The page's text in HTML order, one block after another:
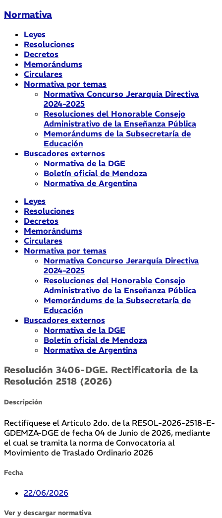
Normativa
Leyes
Resoluciones
Decretos
Memorándums
Circulares
Normativa por temas
Normativa Concurso Jerarquía Directiva
2024-2025
Resoluciones del Honorable Consejo
Administrativo de la Enseñanza Pública
Memorándums de la Subsecretaría de
Educación
Buscadores externos
Normativa de la DGE
Boletín oficial de Mendoza
Normativa de Argentina
Leyes
Resoluciones
Decretos
Memorándums
Circulares
Normativa por temas
Normativa Concurso Jerarquía Directiva
2024-2025
Resoluciones del Honorable Consejo
Administrativo de la Enseñanza Pública
Memorándums de la Subsecretaría de
Educación
Buscadores externos
Normativa de la DGE
Boletín oficial de Mendoza
Normativa de Argentina
Resolución 3406-DGE. Rectificatoria de la
Resolución 2518 (2026)
Descripción
Rectifíquese el Artículo 2do. de la RESOL-2026-2518-E-
GDEMZA-DGE de fecha 04 de Junio de 2026, mediante
el cual se tramita la norma de Convocatoria al
Movimiento de Traslado Ordinario 2026
Fecha
22/06/2026
Ver y descargar normativa